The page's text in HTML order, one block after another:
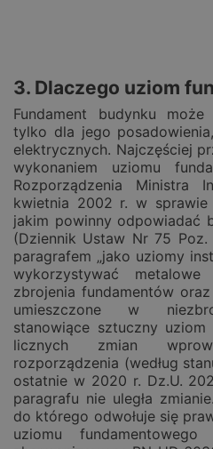
3. Dlaczego uziom
Fundament budynku
tylko dla jego
elektrycznych. Najczęściej
wykonaniem uziomu
Rozporządzenia Ministra
kwietnia 2002 r. w sprawie
jakim powinny odpowiadać
(Dziennik Ustaw Nr 75
paragrafem „jako uziomy
wykorzystywać metalowe
zbrojenia fundamentów
umieszczone w
stanowiące sztuczny uziom
licznych zmian
rozporządzenia (według
ostatnie w 2020 r. Dz.U.
paragrafu nie uległa
do którego odwołuje się
uziomu